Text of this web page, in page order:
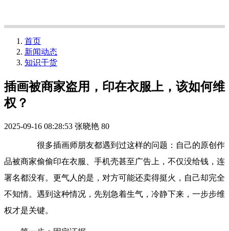
首页
新闻动态
知识干货
插画被商家盗用，印在衣服上，该如何维
权？
2025-09-16 08:28:53 张晓艳 80
很多插画师朋友都遇到过这样的问题：自己的原创作
品被商家偷偷印在衣服、手机壳甚至广告上，不仅没给钱，连
署名都没有。更气人的是，对方可能还卖得挺火，自己却完全
不知情。遇到这种情况，先别急着生气，冷静下来，一步步维
权才是关键。